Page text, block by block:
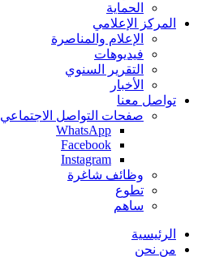
الحماية
المركز الإعلامي
الإعلام والمناصرة
فيديوهات
التقرير السنوي
الأخبار
تواصل معنا
صفحات التواصل الاجتماعي
WhatsApp
Facebook
Instagram
وظائف شاغرة
تطوع
ساهم
الرئيسية
من نحن